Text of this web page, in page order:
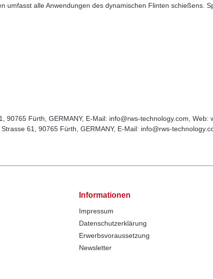
umfasst alle Anwendungen des dynamischen Flinten schießens.
90765 Fürth, GERMANY, E-Mail: info@rws-technology.com, Web:
61, 90765 Fürth, GERMANY, E-Mail: info@rws-
Informationen
Impressum
Datenschutzerklärung
Erwerbsvoraussetzung
Newsletter